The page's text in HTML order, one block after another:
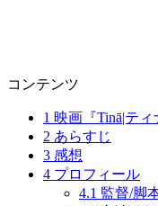
コンテンツ
1 映画『Tinā|ティ
2 あらすじ
3 感想
4 プロフィール
4.1 監督/脚